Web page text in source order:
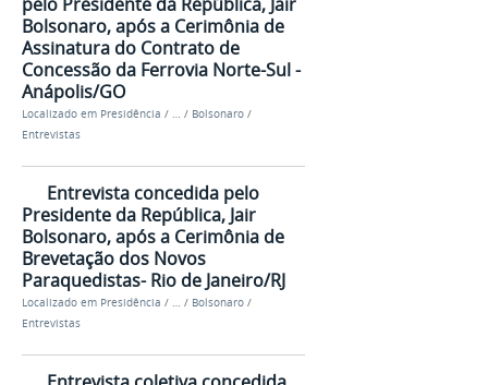
Bolsonaro, após a Cerimônia de
Assinatura do Contrato de
Concessão da Ferrovia Norte-Sul -
Anápolis/GO
Localizado em Presidência / … / Bolsonaro /
Entrevistas
Entrevista concedida pelo
Presidente da República, Jair
Bolsonaro, após a Cerimônia de
Brevetação dos Novos
Paraquedistas- Rio de Janeiro/RJ
Localizado em Presidência / … / Bolsonaro /
Entrevistas